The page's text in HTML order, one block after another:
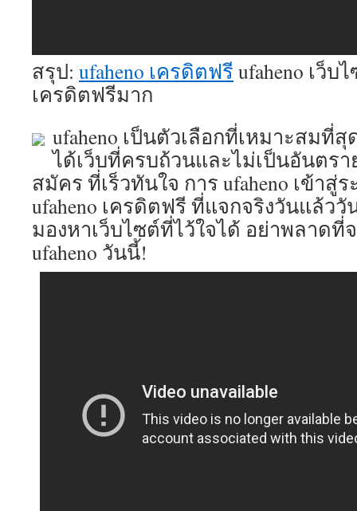
สรุป: ufaheno เครดิตฟรี ufaheno เว็บ
เครดิตฟรีมาก
ufaheno เป็นตัวเลือกที่เหมาะสมที่
ได้เว็บที่ครบถ้วนและไม่เป็นอันตรา
สมัคร ที่เร็วทันใจ การ ufaheno เข้าสู่
ufaheno เครดิตฟรี ที่แจกจริงวันแล้ว
มองหาเว็บไซต์ที่ไว้ใจได้ อย่าพลาดที่
ufaheno วันนี้!